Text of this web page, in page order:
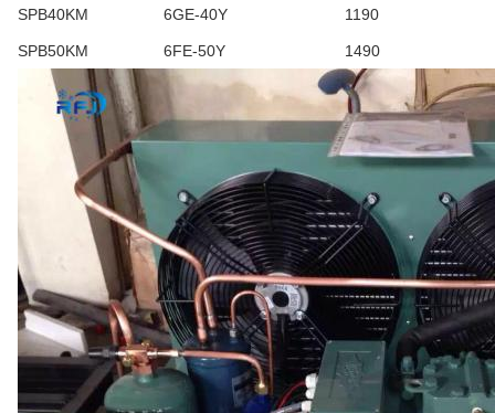
SPB40KM 6GE-40Y 1190
SPB50KM 6FE-50Y 1490